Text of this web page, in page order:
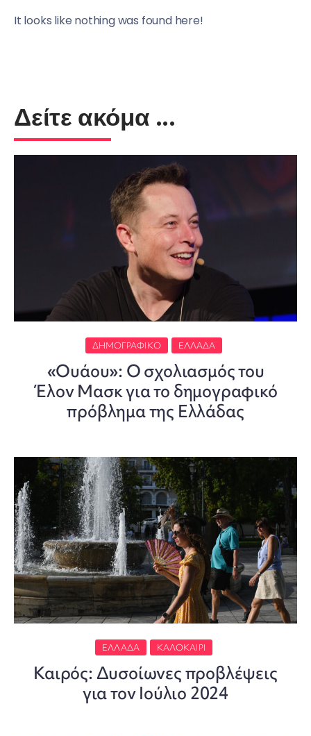
It looks like nothing was found here!
Δείτε ακόμα ...
ΔΗΜΟΓΡΑΦΙΚΌ ΕΛΛΆΔΑ
«Ουάου»: Ο σχολιασμός του
Έλον Μασκ για το δημογραφικό
πρόβλημα της Ελλάδας
ΕΛΛΆΔΑ ΚΑΛΟΚΑΊΡΙ
Καιρός: Δυσοίωνες προβλέψεις
για τον Ιούλιο 2024